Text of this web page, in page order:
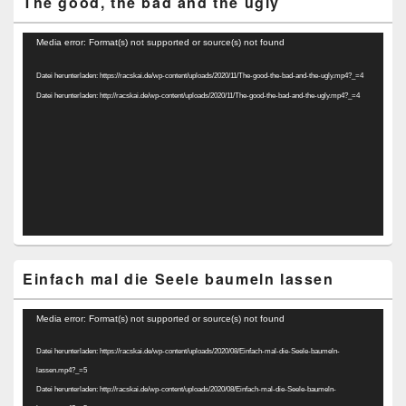
Video-
Media error: Format(s) not supported or source(s) not found
Datei herunterladen: https://racskai.de/wp-content/uploads/2020/11/The-good-the-bad-and-the-ugly.mp4?_=4
Datei herunterladen: http://racskai.de/wp-content/uploads/2020/11/The-good-the-bad-and-the-ugly.mp4?_=4
Einfach mal die Seele baumeln lassen
Video-
Media error: Format(s) not supported or source(s) not found
Datei herunterladen: https://racskai.de/wp-content/uploads/2020/08/Einfach-mal-die-Seele-baumeln-
lassen.mp4?_=5
Datei herunterladen: http://racskai.de/wp-content/uploads/2020/08/Einfach-mal-die-Seele-baumeln-